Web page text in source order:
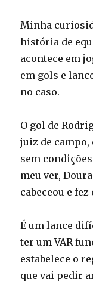
Minha
história de
acontece em
em gols e
no caso.
O gol de
juiz de campo,
sem
meu ver,
cabeceou e
É um lance
ter um VAR
estabelece o
que vai pedir